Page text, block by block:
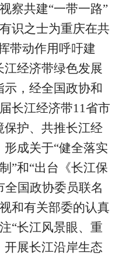
察共建“一带一路”
识之士为重庆在共
带动作用呼吁建
江经济带绿色发展
示，经全国政协和
长江经济带11省市
保护、共推长江经
成关于“健全落实
”和“出台《长江保
全国政协委员联名
和有关部委的认真
“长江风景眼、重
开展长江沿岸生态